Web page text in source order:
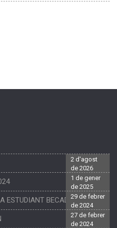
2 d'agost
de 2026
1 de gener
de 2025
ESTUDIANT BECADA29 de febrer
de 2024
27 de febrer
de 2024